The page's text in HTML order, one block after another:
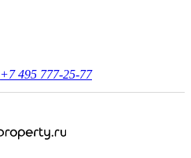
+7 495 777-25-77